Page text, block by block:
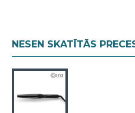
Priekšrocības:
Jauns rokturis:
Automātiska pogu
NESEN SKATĪTĀS